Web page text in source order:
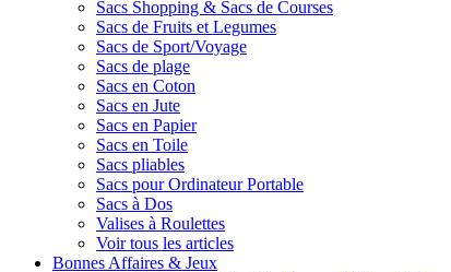
Sacs Shopping & Sacs de Courses
Sacs de Fruits et Legumes
Sacs de Sport/Voyage
Sacs de plage
Sacs en Coton
Sacs en Jute
Sacs en Papier
Sacs en Toile
Sacs pliables
Sacs pour Ordinateur Portable
Sacs à Dos
Valises à Roulettes
Voir tous les articles
Bonnes Affaires & Jeux